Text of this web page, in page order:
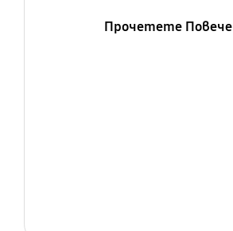
Прочетете Повече